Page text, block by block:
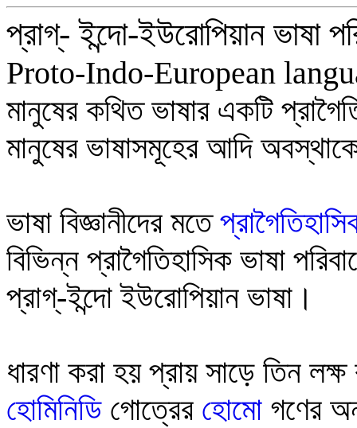
প্রাগ্- ইন্দো-ইউরোপিয়ান ভাষা
Proto-Indo-European
মানুষের কথিত ভাষার একটি
মানুষের ভাষাসমূহের আদি
ভাষা বিজ্ঞানীদের মতে
বিভিন্ন প্রাগৈতিহাসিক ভাষা
প্রাগ্‌-ইন্দো ইউরোপিয়ান ভাষা।
ধারণা করা হয় প্রায় সাড়ে তিন
হোমিনিডি গোত্রের হোমো গণের